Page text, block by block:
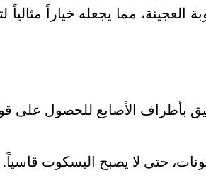
مما يجعله خياراً
بأطراف الأصابع للحصول على
حتى لا يصبح البسكوت قاسياً.